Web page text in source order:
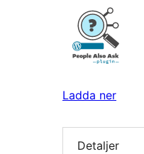
Ladda ner
Detaljer